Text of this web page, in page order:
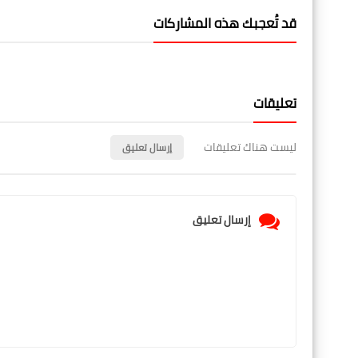
قد تُعجبك هذه المشاركات
تعليقات
ليست هناك تعليقات إرسال تعليق
إرسال تعليق